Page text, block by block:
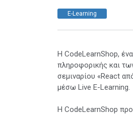
E-Learning
Η CodeLearnShop,
πληροφορικής και
σεμιναρίου «React
μέσω Live E-Learning.
Η CodeLearnShop